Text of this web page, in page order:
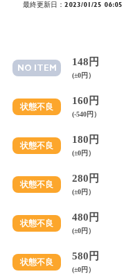
最終更新日：2023/01/25 06:05
NO ITEM
148円
(±0円）
状態不良
160円
(-540円）
状態不良
180円
(±0円）
状態不良
280円
(±0円）
状態不良
480円
(±0円）
状態不良
580円
(±0円）